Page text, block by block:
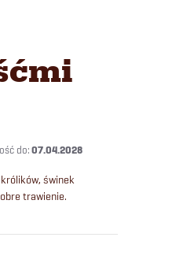
07.04.2028
świnek
trawienie.